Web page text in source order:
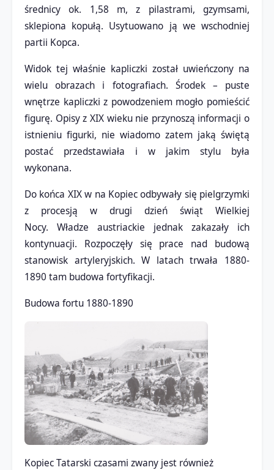
średnicy ok. 1,58 m, z pilastrami, gzymsami,
sklepiona kopułą. Usytuowano ją we wschodniej
partii Kopca.
Widok tej właśnie kapliczki został uwieńczony na
wielu obrazach i fotografiach. Środek – puste
wnętrze kapliczki z powodzeniem mogło pomieścić
figurę. Opisy z XIX wieku nie przynoszą informacji o
istnieniu figurki, nie wiadomo zatem jaką świętą
postać przedstawiała i w jakim stylu była
wykonana.
Do końca XIX w na Kopiec odbywały się pielgrzymki
z procesją w drugi dzień świąt Wielkiej
Nocy. Władze austriackie jednak zakazały ich
kontynuacji. Rozpoczęły się prace nad budową
stanowisk artyleryjskich. W latach trwała 1880-
1890 tam budowa fortyfikacji.
Budowa fortu 1880-1890
Kopiec Tatarski czasami zwany jest również